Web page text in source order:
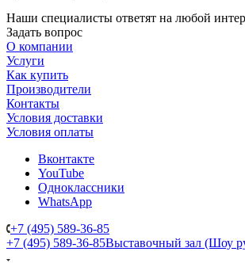
Наши специалисты ответят на любой
Задать вопрос
О компании
Услуги
Как купить
Производители
Контакты
Условия доставки
Условия оплаты
Вконтакте
YouTube
Одноклассники
WhatsApp
+7 (495) 589-36-85
+7 (495) 589-36-85Выставочный зал (Шоу